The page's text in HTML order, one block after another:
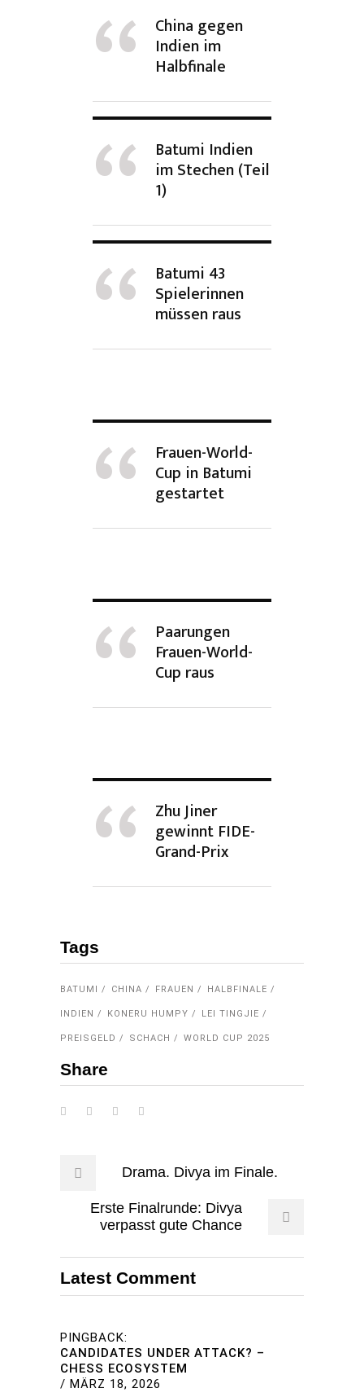
China gegen
Indien im
Halbfinale
Batumi Indien
im Stechen (Teil
1)
Batumi 43
Spielerinnen
müssen raus
Frauen-World-
Cup in Batumi
gestartet
Paarungen
Frauen-World-
Cup raus
Zhu Jiner
gewinnt FIDE-
Grand-Prix
Tags
BATUMI CHINA FRAUEN HALBFINALE
INDIEN KONERU HUMPY LEI TINGJIE
PREISGELD SCHACH WORLD CUP 2025
Share
Drama. Divya im Finale.
Erste Finalrunde: Divya
verpasst gute Chance
Latest Comment
PINGBACK:
CANDIDATES UNDER ATTACK? –
CHESS ECOSYSTEM
/ MÄRZ 18, 2026